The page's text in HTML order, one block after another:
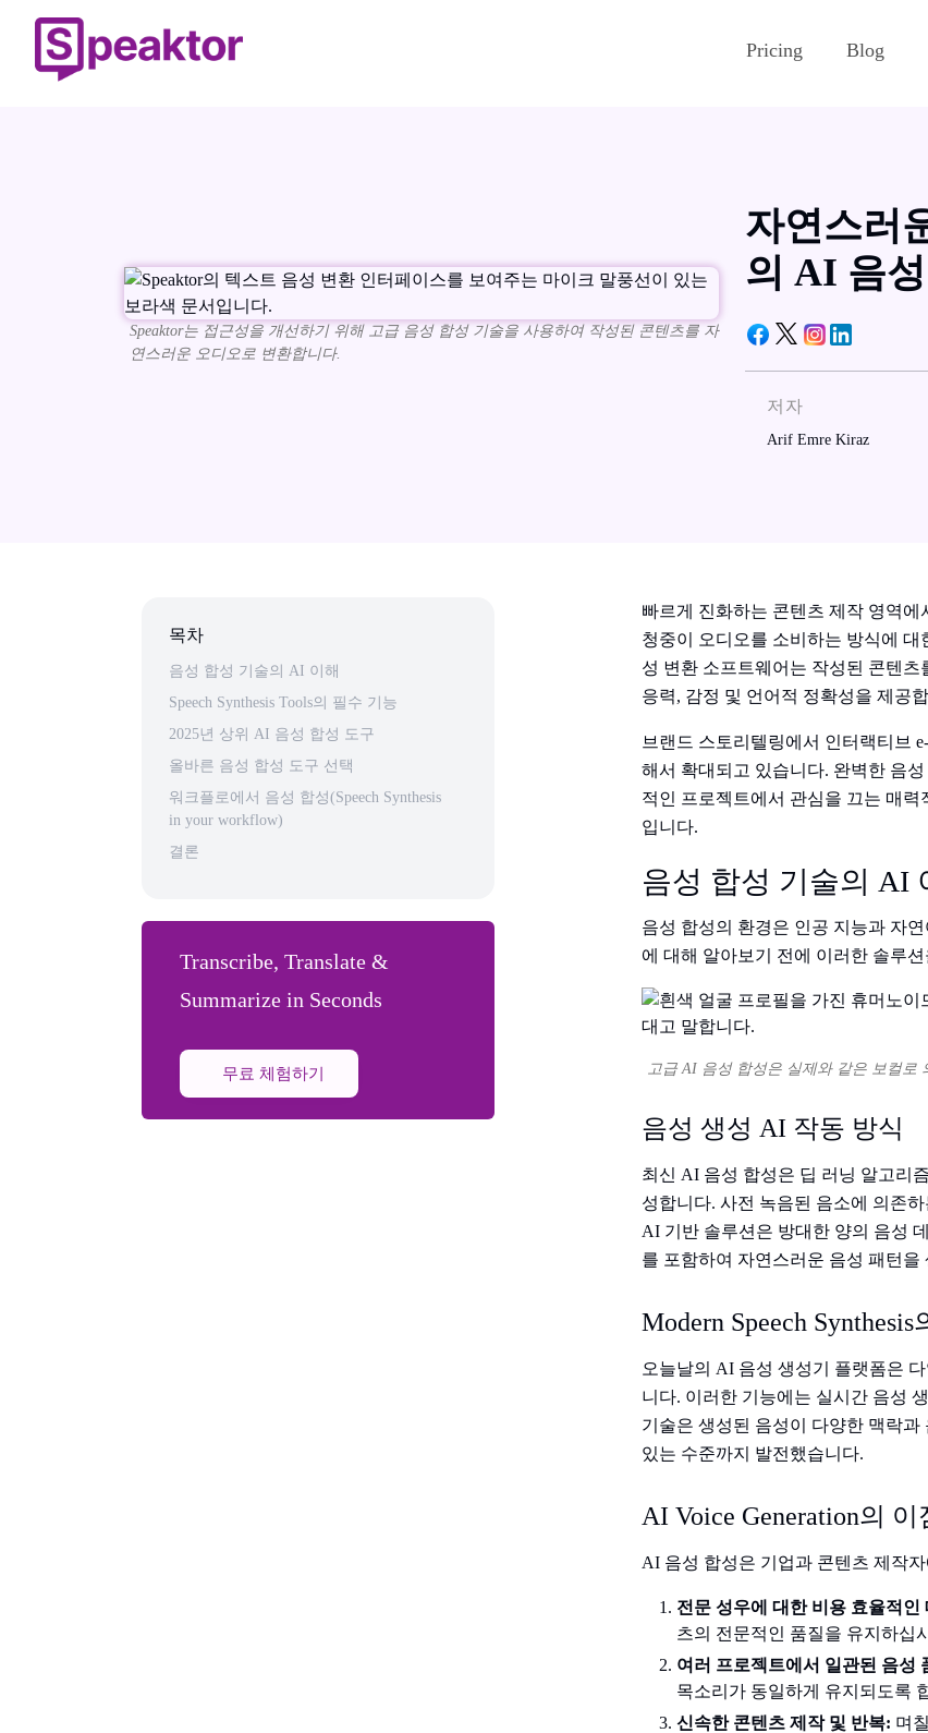
Pricing Blog
Speaktor는 접근성을 개선하기 위해 고급 음성 합성 기술을 사용하여 작성된 콘텐츠를 자
연스러운 오디오로 변환합니다.
자연스러
의 AI 음
저자
Arif Emre Kiraz
목차
음성 합성 기술의 AI 이해
Speech Synthesis Tools의 필수 기능
2025년 상위 AI 음성 합성 도구
올바른 음성 합성 도구 선택
워크플로에서 음성 합성(Speech Synthesis
in your workflow)
결론
Transcribe, Translate &
Summarize in Seconds
무료 체험하기
빠르게 진화하는 콘텐츠 제작 영역
청중이 오디오를 소비하는 방식에
성 변환 소프트웨어는 작성된 콘텐
응력, 감정 및 언어적 정확성을 제공
브랜드 스토리텔링에서 인터랙티브
해서 확대되고 있습니다. 완벽한 음
적인 프로젝트에서 관심을 끄는 매
입니다.
음성 합성 기술의 AI
음성 합성의 환경은 인공 지능과 자
에 대해 알아보기 전에 이러한 솔루
고급 AI 음성 합성은 실제와 같은 보컬로
음성 생성 AI 작동 방식
최신 AI 음성 합성은 딥 러닝 알고리
성합니다. 사전 녹음된 음소에 의존
AI 기반 솔루션은 방대한 양의 음성
를 포함하여 자연스러운 음성 패턴을
Modern Speech
오늘날의 AI 음성 생성기 플랫폼은
니다. 이러한 기능에는 실시간 음성
기술은 생성된 음성이 다양한 맥락
있는 수준까지 발전했습니다.
AI Voice Generation의 이
AI 음성 합성은 기업과 콘텐츠 제작
전문 성우에 대한 비용 효율적인
츠의 전문적인 품질을 유지하십
여러 프로젝트에서 일관된 음성
목소리가 동일하게 유지되도록
신속한 콘텐츠 제작 및 반복: 며